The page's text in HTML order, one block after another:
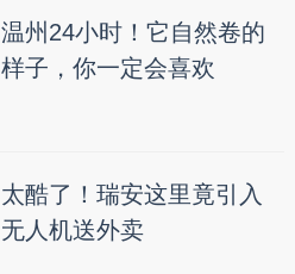
温州24小时！它自然卷的
样子，你一定会喜欢
太酷了！瑞安这里竟引入
无人机送外卖